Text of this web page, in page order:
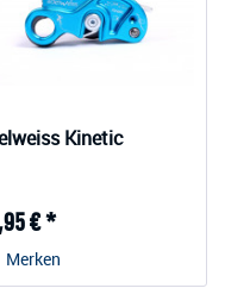
Kinetic
€ *
Merken